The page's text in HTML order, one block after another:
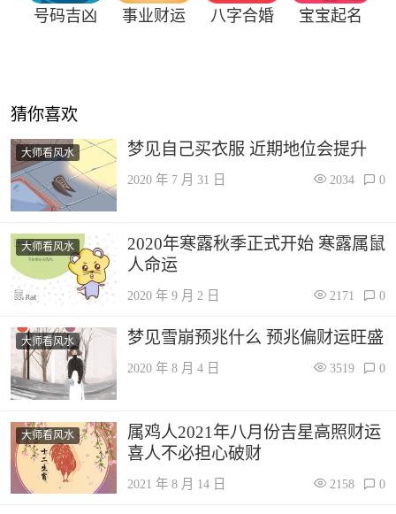
号码吉凶 事业财运 八字合婚 宝宝起名
猜你喜欢
大师看风水 梦见自己买衣服 近期地位会提升
2020 年 7 月 31 日 2034 0
大师看风水
2020年寒露秋季正式开始 寒露属鼠
人命运
2020 年 9 月 2 日 2171 0
大师看风水 梦见雪崩预兆什么 预兆偏财运旺盛
2020 年 8 月 4 日 3519 0
大师看风水
属鸡人2021年八月份吉星高照财运
喜人不必担心破财
2021 年 8 月 14 日 2158 0